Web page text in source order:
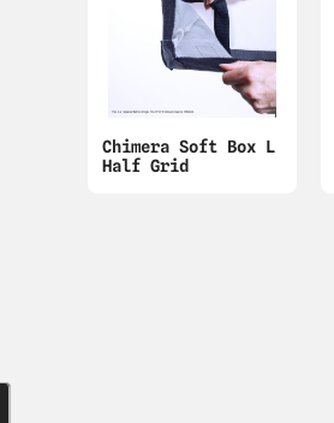
Chimera Soft Box L
Half Grid